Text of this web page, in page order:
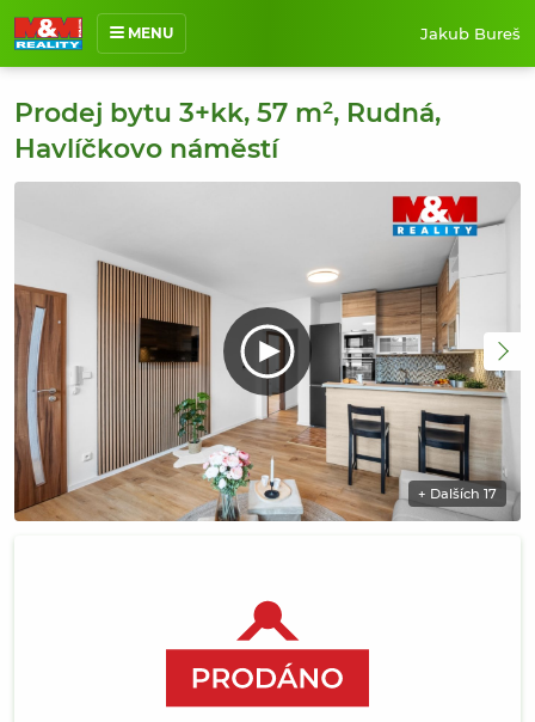
MENU
Nabídka nemovitostí
Jakub Bureš
Prodej bytu 3+kk, 57 m², Rudná,
Havlíčkovo náměstí
+ Dalších 17